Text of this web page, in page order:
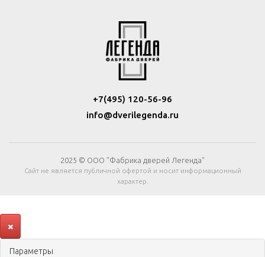
+7(495) 120-56-96
info@dverilegenda.ru
2025 © ООО "Фабрика дверей Легенда"
Сайт не является публичной офертой и носит информационный
характер.
Параметры